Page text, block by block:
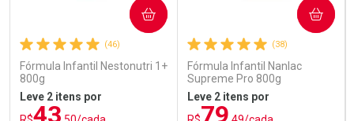
(46)
Fórmula Infantil Nestonutri 1+
800g
Leve 2 itens por
43
COMPRAR
(38)
Fórmula Infantil Nanlac
Supreme Pro 800g
Leve 2 itens por
79
COMPRAR